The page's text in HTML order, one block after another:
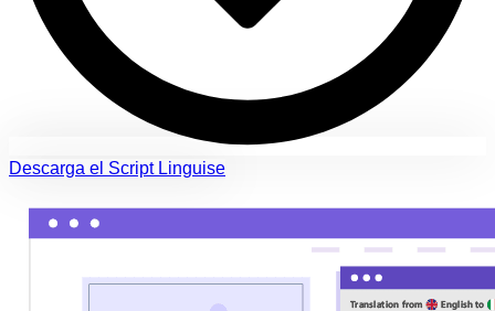
Descarga el Script Linguise